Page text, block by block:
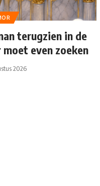
terugzien in de
even zoeken
2026